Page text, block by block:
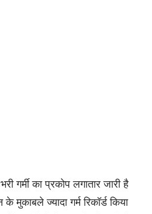
गर्मी का प्रकोप लगातार जारी है
मुकाबले ज्यादा गर्म रिकॉर्ड किया